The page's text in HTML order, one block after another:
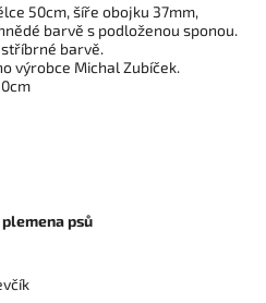
50cm, šíře obojku 37mm,
barvě s podloženou sponou.
barvě.
výrobce Michal Zubíček.
psů